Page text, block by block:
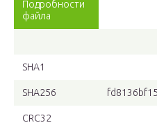
Подробности
файла
SHA1
SHA256
CRC32